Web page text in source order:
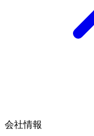
会社情報